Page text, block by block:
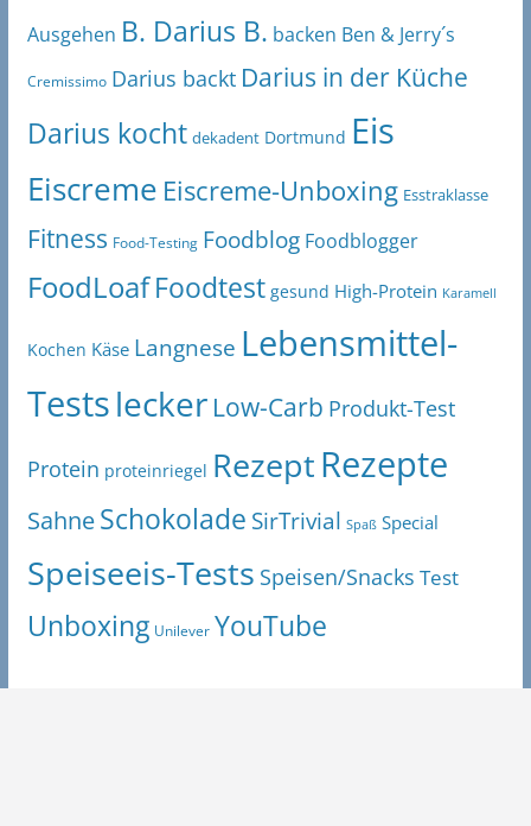
Ausgehen B. Darius B. backen Ben & Jerry´s
Cremissimo Darius backt Darius in der Küche
Darius kocht dekadent Dortmund Eis
Eiscreme Eiscreme-Unboxing Esstraklasse
Fitness Food-Testing Foodblog Foodblogger
FoodLoaf Foodtest gesund High-Protein Karamell
Kochen Käse Langnese Lebensmittel-
Testslecker Low-Carb Produkt-Test
Protein proteinriegel RezeptRezepte
SahneSchokolade SirTrivial Spaß Special
Speiseeis-Tests Speisen/Snacks Test
Unboxing Unilever YouTube